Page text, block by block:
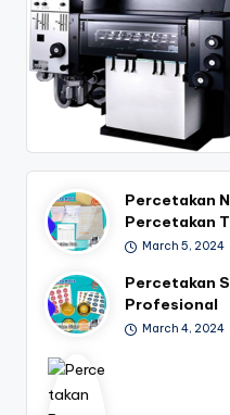
1
9
Percetakan
Percetakan
March 5, 2024
Percetakan
Profesional
March 4, 2024